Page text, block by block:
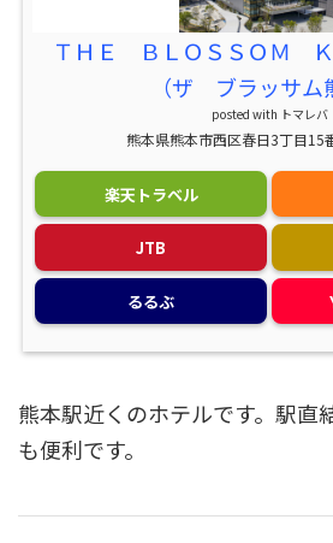
ＴＨＥ ＢＬＯＳＳＯＭ Ｋ
（ザ ブラッサム
posted with トマレバ
熊本県熊本市西区春日3丁目15
楽天トラベル
JTB
るるぶ
熊本駅近くのホテルです。駅直
も便利です。